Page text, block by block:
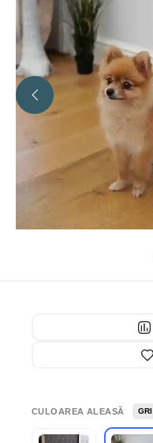
CULOAREA ALEASĂ GRI